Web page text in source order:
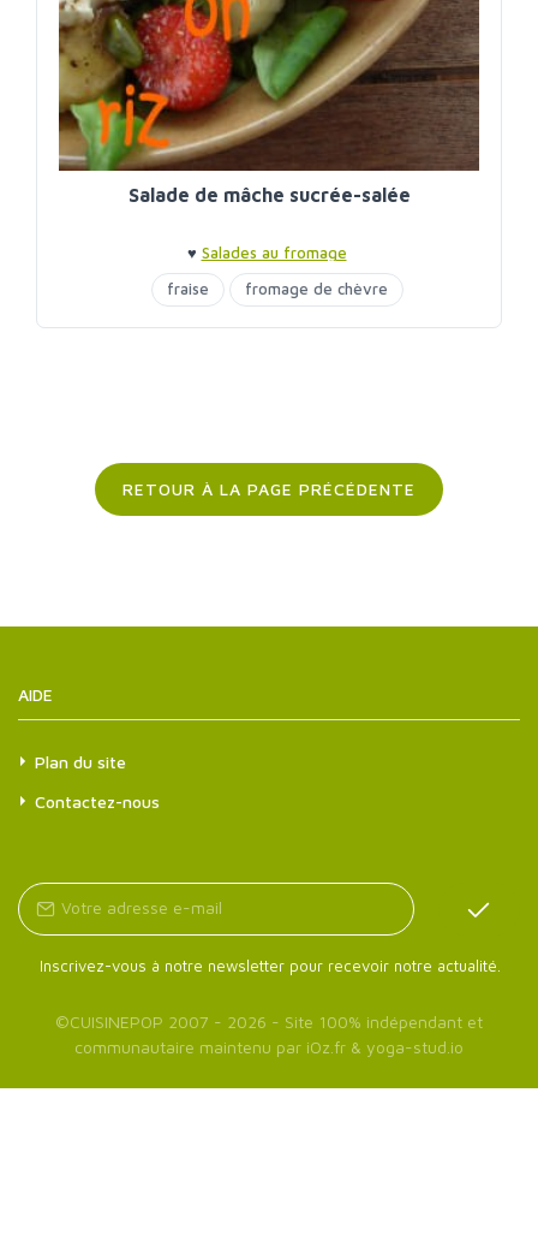
Salade de mâche sucrée-salée
♥ Salades au fromage
fraise
fromage de chèvre
RETOUR À LA PAGE PRÉCÉDENTE
AIDE
Plan du site
Contactez-nous
Inscrivez-vous à notre newsletter pour recevoir notre actualité.
©CUISINEPOP 2007 - 2026 - Site 100% indépendant et
communautaire maintenu par iOz.fr & yoga-stud.io